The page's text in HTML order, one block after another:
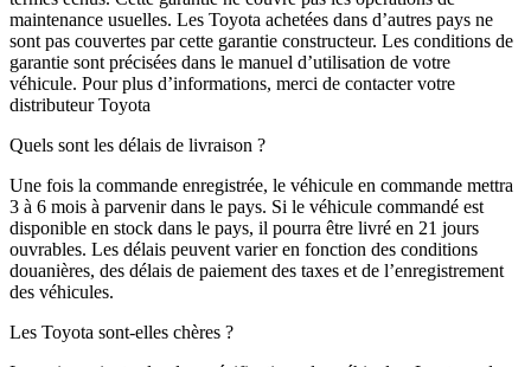
maintenance usuelles. Les Toyota achetées dans d’autres pays ne
sont pas couvertes par cette garantie constructeur. Les conditions de
garantie sont précisées dans le manuel d’utilisation de votre
véhicule. Pour plus d’informations, merci de contacter votre
distributeur Toyota
Quels sont les délais de livraison ?
Une fois la commande enregistrée, le véhicule en commande mettra
3 à 6 mois à parvenir dans le pays. Si le véhicule commandé est
disponible en stock dans le pays, il pourra être livré en 21 jours
ouvrables. Les délais peuvent varier en fonction des conditions
douanières, des délais de paiement des taxes et de l’enregistrement
des véhicules.
Les Toyota sont-elles chères ?